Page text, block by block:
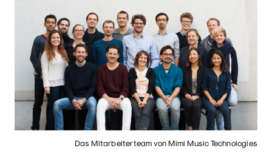
Das Mitarbeiterteam von Mimi Music Technologies